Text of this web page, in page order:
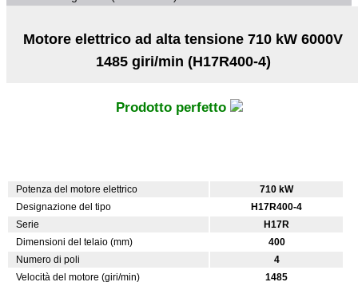
Motore elettrico ad alta tensione 710 kW 6000V
1485 giri/min (H17R400-4)
Prodotto perfetto
Potenza del motore elettrico
710 kW
Designazione del tipo
H17R400-4
Serie
H17R
Dimensioni del telaio (mm)
400
Numero di poli
4
Velocità del motore (giri/min)
1485